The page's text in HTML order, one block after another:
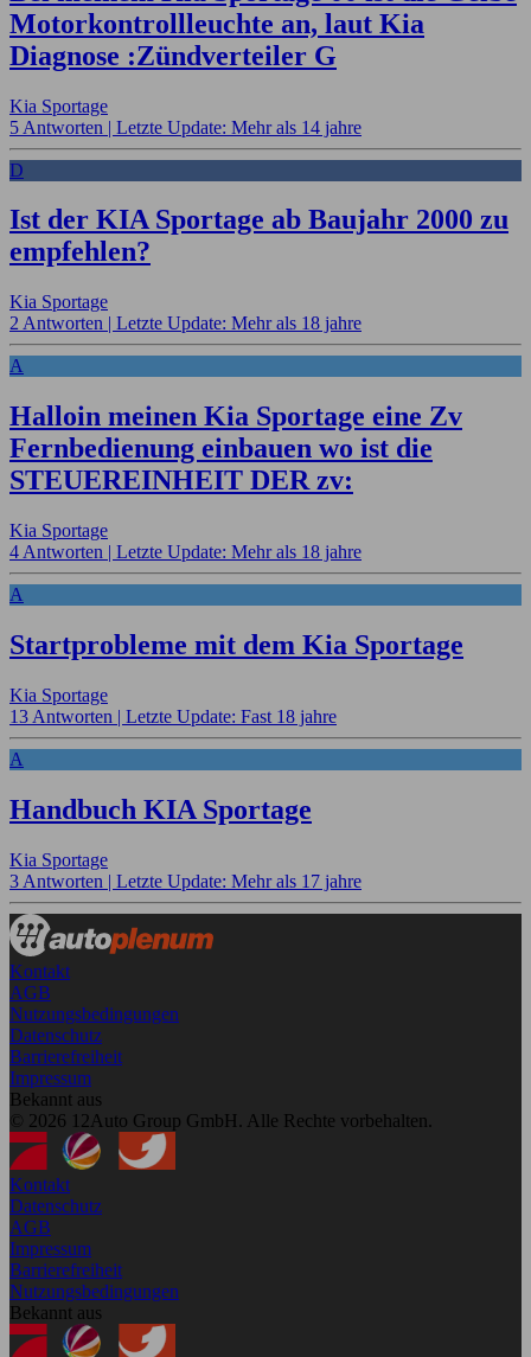
Motorkontrollleuchte an, laut Kia
Diagnose :Zündverteiler G
Kia Sportage
5 Antworten | Letzte Update: Mehr als 14 jahre
D
Ist der KIA Sportage ab Baujahr 2000 zu
empfehlen?
Kia Sportage
2 Antworten | Letzte Update: Mehr als 18 jahre
A
Halloin meinen Kia Sportage eine Zv
Fernbedienung einbauen wo ist die
STEUEREINHEIT DER zv:
Kia Sportage
4 Antworten | Letzte Update: Mehr als 18 jahre
A
Startprobleme mit dem Kia Sportage
Kia Sportage
13 Antworten | Letzte Update: Fast 18 jahre
A
Handbuch KIA Sportage
Kia Sportage
3 Antworten | Letzte Update: Mehr als 17 jahre
Kontakt
AGB
Nutzungsbedingungen
Datenschutz
Barrierefreiheit
Impressum
Bekannt aus
© 2026 12Auto Group GmbH. Alle Rechte vorbehalten.
Kontakt
Datenschutz
AGB
Impressum
Barrierefreiheit
Nutzungsbedingungen
Bekannt aus